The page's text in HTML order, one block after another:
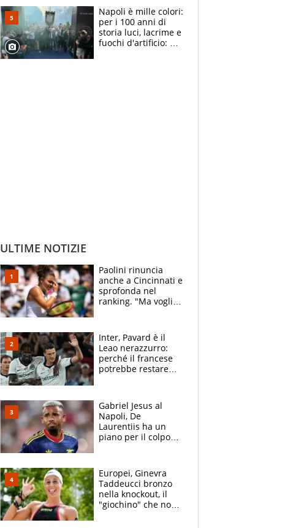
bigliettini
Napoli è mille colori:
per i 100 anni di
storia luci, lacrime e
fuochi d'artificio: De
ULTIME NOTIZIE
Paolini rinuncia
anche a Cincinnati e
sprofonda nel
ranking. "Ma voglio
Inter, Pavard è il
Leao nerazzurro:
perché il francese
potrebbe restare
Gabriel Jesus al
Napoli, De
Laurentiis ha un
piano per il colpo
Lucca
Europei, Ginevra
Taddeucci bronzo
nella knockout, il
"giochino" che non